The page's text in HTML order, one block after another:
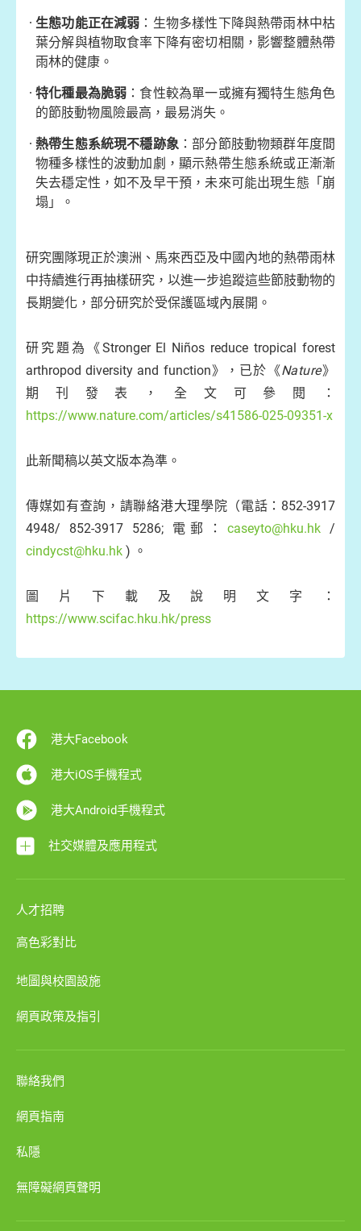
生態功能正在減弱 ：生物多樣性下降與熱帶雨林中枯
葉分解與植物取食率下降有密切相關，影響整體熱帶
雨林的健康。
特化種最為脆弱 ：食性較為單一或擁有獨特生態角色
的節肢動物風險最高，最易消失。
熱帶生態系統現不穩跡象 ：部分節肢動物類群年度間
物種多樣性的波動加劇，顯示熱帶生態系統或正漸漸
失去穩定性，如不及早干預，未來可能出現生態「崩
塌」。
研究團隊現正於澳洲、馬來西亞及中國內地的熱帶雨林
中持續進行再抽樣研究，以進一步追蹤這些節肢動物的
長期變化，部分研究於受保護區域內展開。
研究題為《Stronger El Niños reduce tropical forest
arthropod diversity and function》，已於《Nature》
期刊發表，全文可參閱：
https://www.nature.com/articles/s41586-025-09351-x
此新聞稿以英文版本為準。
傳媒如有查詢，請聯絡港大理學院（電話：852-3917
4948/ 852-3917 5286; 電郵：caseyto@hku.hk /
cindycst@hku.hk ) 。
圖片下載及說明文字：
https://www.scifac.hku.hk/press
港大Facebook
港大iOS手機程式
港大Android手機程式
社交媒體及應用程式
人才招聘
高色彩對比
地圖與校園設施
網頁政策及指引
聯絡我們
網頁指南
私隱
無障礙網頁聲明